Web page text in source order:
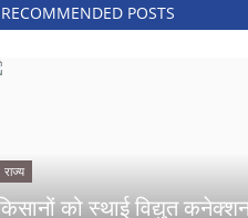
RECOMMENDED POSTS
राज्य
को स्थाई विद्युत